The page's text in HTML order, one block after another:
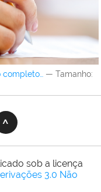
— Tamanho:
sob a licença
3.0 Não